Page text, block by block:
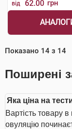
від 62.00 грн
Показано 14 з 14
Поширені
Яка ціна на
Вартість товару в
овуляцію